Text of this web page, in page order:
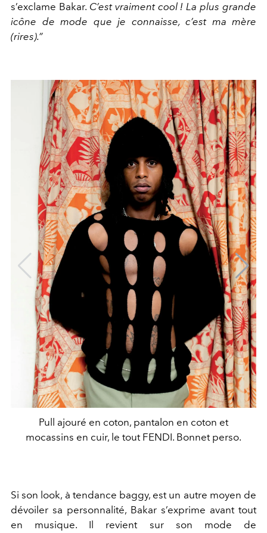
s’exclame Bakar. C’est vraiment cool ! La plus grande
icône de mode que je connaisse, c’est ma mère
(rires).”
Pull ajouré en coton, pantalon en coton et
mocassins en cuir, le tout FENDI. Bonnet perso.
Si son look, à tendance baggy, est un autre moyen de
dévoiler sa personnalité, Bakar s’exprime avant tout
en musique. Il revient sur son mode de